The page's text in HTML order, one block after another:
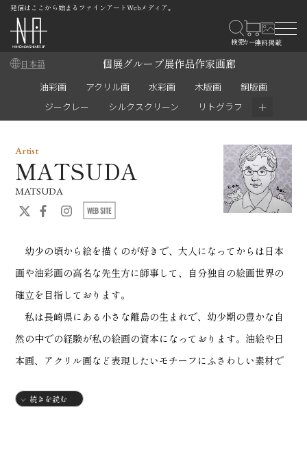
発信はここから始まるファインアートWebメディア。
日本語 個展グループ展作品作家画廊
油彩画 アクリル画 水彩画 木版画
銅版画
ジークレー
シルクスクリーン リトグラフ ＋
幼少の頃から絵を描くのが好きで、大人になってからは日本
画や油彩画の高名な先生方に師事して、自分独自の絵画世界の
確立を目指しております。
私は長崎県にある小さな離島の生まれで、幼少期の豊かな自
然の中での経験が私の絵画の資本になっております。油絵や日
本画、アクリル画など表現したいモチーフにふさわしい素材で
私の絵に触れて少しでもホッとしていただけるなら、それが
続きを読む
Artist
MATSUDA
MATSUDA